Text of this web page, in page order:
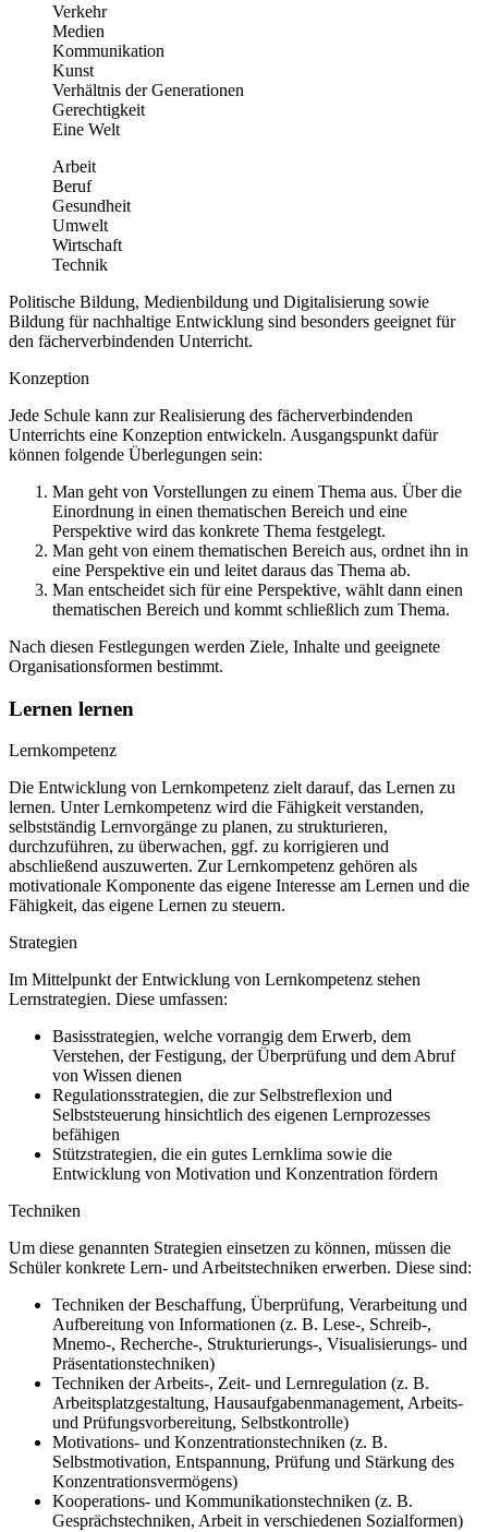
Verkehr
Medien
Kommunikation
Kunst
Verhältnis der Generationen
Gerechtigkeit
Eine Welt
Arbeit
Beruf
Gesundheit
Umwelt
Wirtschaft
Technik
Politische Bildung, Medienbildung und Digitalisierung sowie
Bildung für nachhaltige Entwicklung sind besonders geeignet für
den fächerverbindenden Unterricht.
Konzeption
Jede Schule kann zur Realisierung des fächerverbindenden
Unterrichts eine Konzeption entwickeln. Ausgangspunkt dafür
können folgende Überlegungen sein:
Man geht von Vorstellungen zu einem Thema aus. Über die
Einordnung in einen thematischen Bereich und eine
Perspektive wird das konkrete Thema festgelegt.
Man geht von einem thematischen Bereich aus, ordnet ihn in
eine Perspektive ein und leitet daraus das Thema ab.
Man entscheidet sich für eine Perspektive, wählt dann einen
thematischen Bereich und kommt schließlich zum Thema.
Nach diesen Festlegungen werden Ziele, Inhalte und geeignete
Organisationsformen bestimmt.
Lernen lernen
Lernkompetenz
Die Entwicklung von Lernkompetenz zielt darauf, das Lernen zu
lernen. Unter Lernkompetenz wird die Fähigkeit verstanden,
selbstständig Lernvorgänge zu planen, zu strukturieren,
durchzuführen, zu überwachen, ggf. zu korrigieren und
abschließend auszuwerten. Zur Lernkompetenz gehören als
motivationale Komponente das eigene Interesse am Lernen und die
Fähigkeit, das eigene Lernen zu steuern.
Strategien
Im Mittelpunkt der Entwicklung von Lernkompetenz stehen
Lernstrategien. Diese umfassen:
Basisstrategien, welche vorrangig dem Erwerb, dem
Verstehen, der Festigung, der Überprüfung und dem Abruf
von Wissen dienen
Regulationsstrategien, die zur Selbstreflexion und
Selbststeuerung hinsichtlich des eigenen Lernprozesses
befähigen
Stützstrategien, die ein gutes Lernklima sowie die
Entwicklung von Motivation und Konzentration fördern
Techniken
Um diese genannten Strategien einsetzen zu können, müssen die
Schüler konkrete Lern- und Arbeitstechniken erwerben. Diese sind:
Techniken der Beschaffung, Überprüfung, Verarbeitung und
Aufbereitung von Informationen (z. B. Lese-, Schreib-,
Mnemo-, Recherche-, Strukturierungs-, Visualisierungs- und
Präsentationstechniken)
Techniken der Arbeits-, Zeit- und Lernregulation (z. B.
Arbeitsplatzgestaltung, Hausaufgabenmanagement, Arbeits-
und Prüfungsvorbereitung, Selbstkontrolle)
Motivations- und Konzentrationstechniken (z. B.
Selbstmotivation, Entspannung, Prüfung und Stärkung des
Konzentrationsvermögens)
Kooperations- und Kommunikationstechniken (z. B.
Gesprächstechniken, Arbeit in verschiedenen Sozialformen)